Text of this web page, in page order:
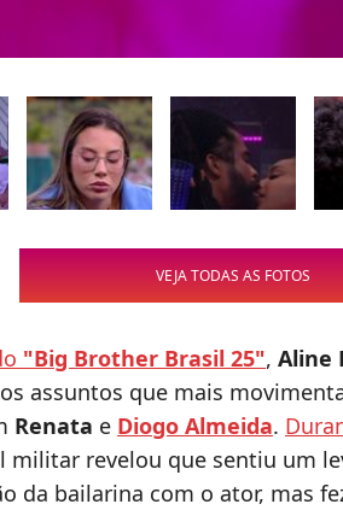
VEJA TODAS AS FOTOS
"Big Brother Brasil 25", Aline
assuntos que mais
Renata e Diogo Almeida.
militar revelou que sentiu um
da bailarina com o ator, mas